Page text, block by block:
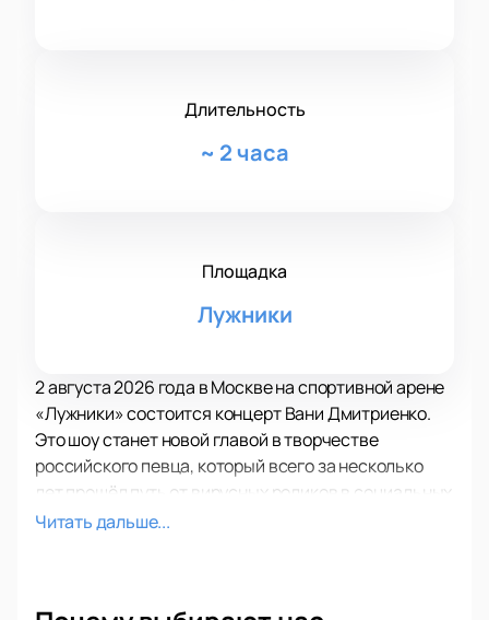
Длительность
~ 2 часа
Площадка
Лужники
2 августа 2026 года в Москве на спортивной арене
«Лужники» состоится концерт Вани Дмитриенко.
Это шоу станет новой главой в творчестве
российского певца, который всего за несколько
лет прошёл путь от вирусных роликов в социальных
сетях до выступления на одной из самых больших
Читать дальше...